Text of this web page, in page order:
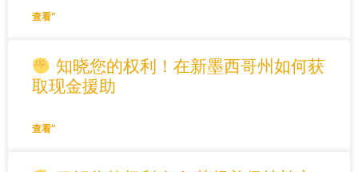
查看"
知晓您的权利！在新墨西哥州如何获
取现金援助
查看"